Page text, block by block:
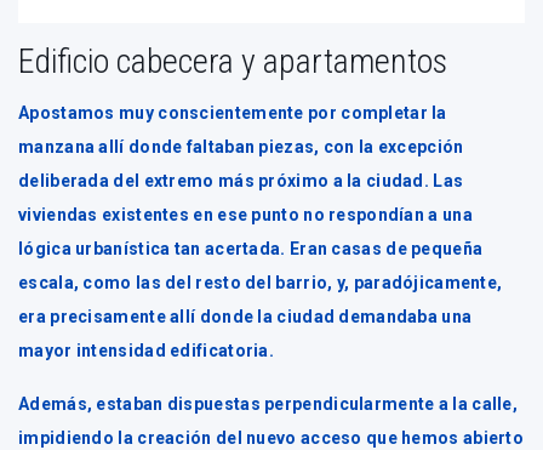
Edificio cabecera y apartamentos
Apostamos muy conscientemente por completar la
manzana allí donde faltaban piezas, con la excepción
deliberada del extremo más próximo a la ciudad. Las
viviendas existentes en ese punto no respondían a una
lógica urbanística tan acertada. Eran casas de pequeña
escala, como las del resto del barrio, y, paradójicamente,
era precisamente allí donde la ciudad demandaba una
mayor intensidad edificatoria.
Además, estaban dispuestas perpendicularmente a la calle,
impidiendo la creación del nuevo acceso que hemos abierto